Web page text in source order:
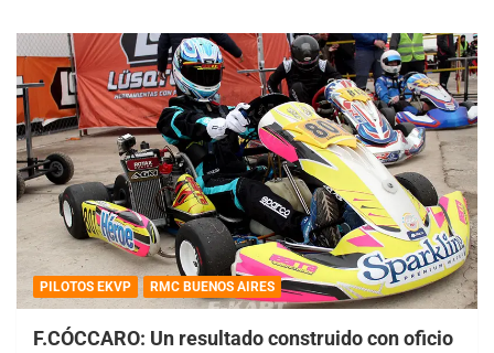
PILOTOS EKVP RMC BUENOS AIRES
F.CÓCCARO: Un resultado construido con oficio